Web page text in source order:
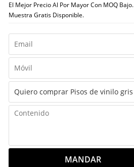
El Mejor Precio Al Por Mayor Con MOQ Bajo.
Muestra Gratis Disponible.
MANDAR